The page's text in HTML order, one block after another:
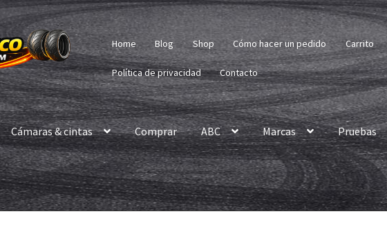
Home Blog Shop Cómo hacer un pedido Carrito
Política de privacidad Contacto
Cámaras & cintas Comprar ABC Marcas Pruebas